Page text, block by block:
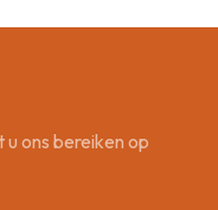
ons bereiken op